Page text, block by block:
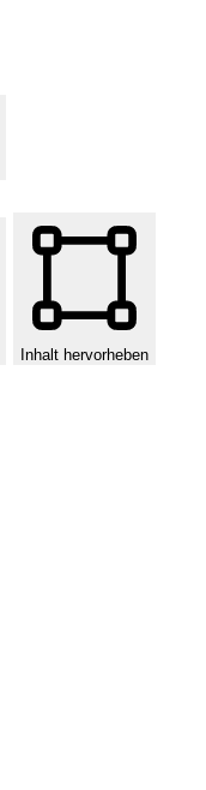
Inhalt hervorheben